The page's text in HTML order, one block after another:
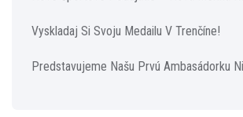
Vyskladaj Si Svoju Medailu V Trenčíne!
Predstavujeme Našu Prvú Ambasádorku